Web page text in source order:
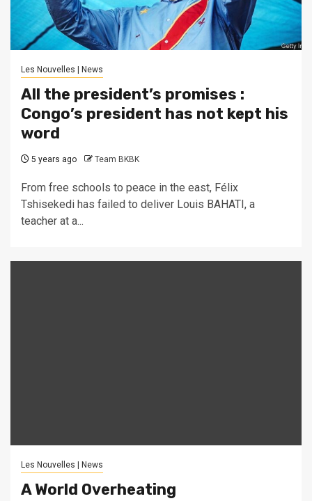
Les Nouvelles | News
All the president’s promises :
Congo’s president has not kept his
word
5 years ago Team BKBK
From free schools to peace in the east, Félix
Tshisekedi has failed to deliver Louis BAHATI, a
teacher at a...
Les Nouvelles | News
A World Overheating